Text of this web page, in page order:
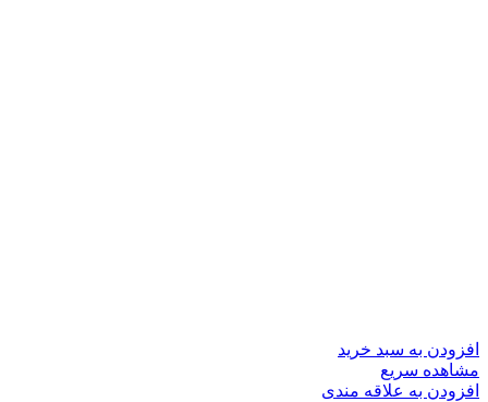
افزودن به سبد خرید
مشاهده سریع
افزودن به علاقه مندی